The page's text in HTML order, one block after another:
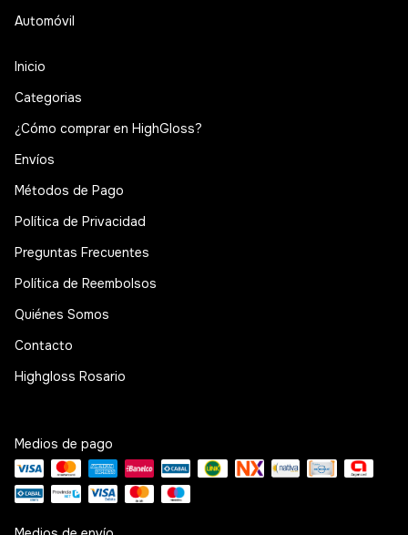
Automóvil
Inicio
Categorias
¿Cómo comprar en HighGloss?
Envíos
Métodos de Pago
Política de Privacidad
Preguntas Frecuentes
Política de Reembolsos
Quiénes Somos
Contacto
Highgloss Rosario
Medios de pago